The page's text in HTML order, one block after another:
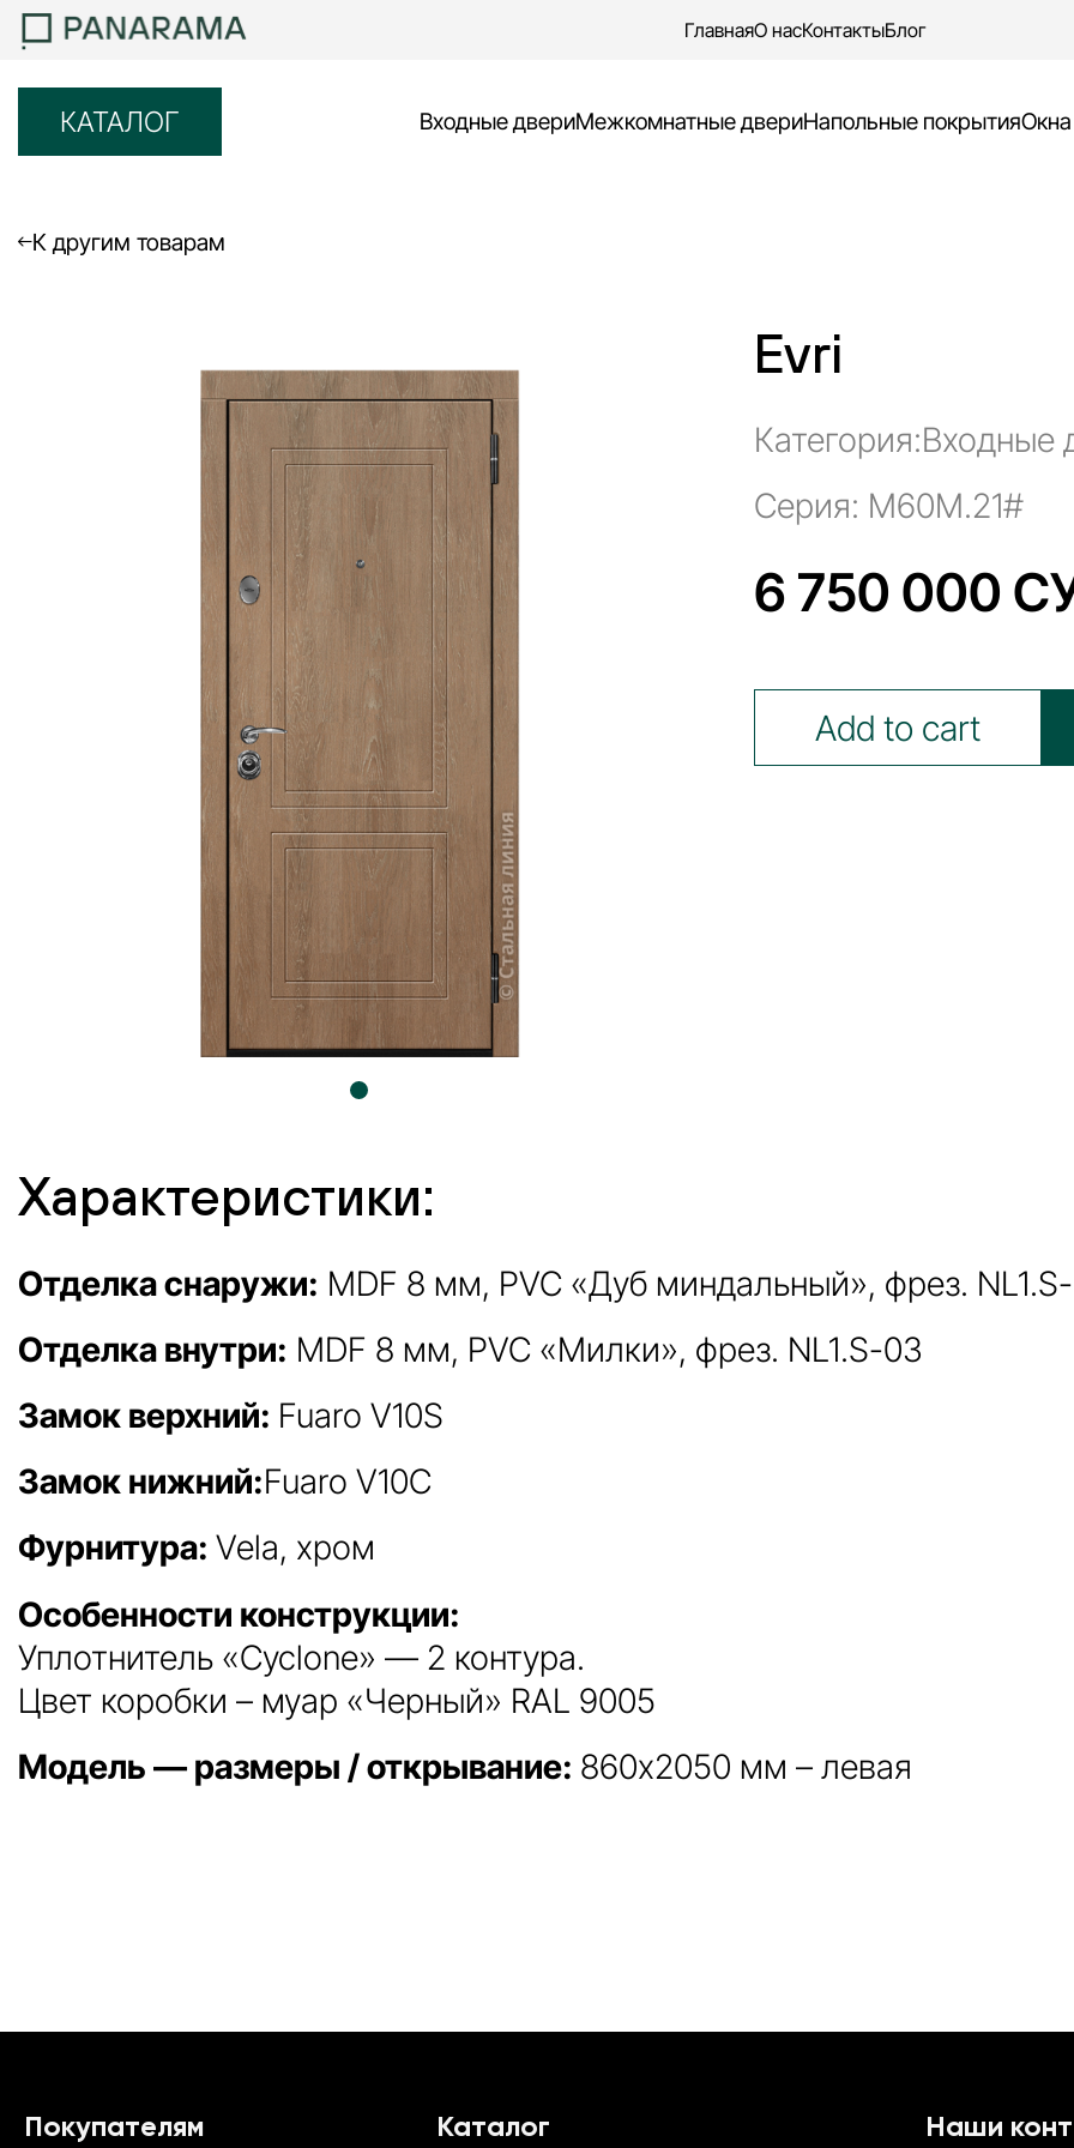
ГлавнаяО насКонтактыБлог
КАТАЛОГ Входные двериМежкомнатные двериНапольные покрытия
К другим товарам
Evri
Категория:Входные
Серия: M60M.21#
6 750 000
Add to cart
Характеристики:
Отделка снаружи: MDF 8 мм, PVC «Дуб миндальный», фрез.
Отделка внутри: MDF 8 мм, PVC «Милки», фрез. NL1.S-03
Замок верхний: Fuaro V10S
Замок нижний:Fuaro V10C
Фурнитура: Vela, хром
Особенности конструкции:
Уплотнитель «Cyclone» — 2 контура.
Цвет коробки – муар «Черный» RAL 9005
Модель — размеры / открывание: 860х2050 мм – левая
Покупателям Каталог Наши